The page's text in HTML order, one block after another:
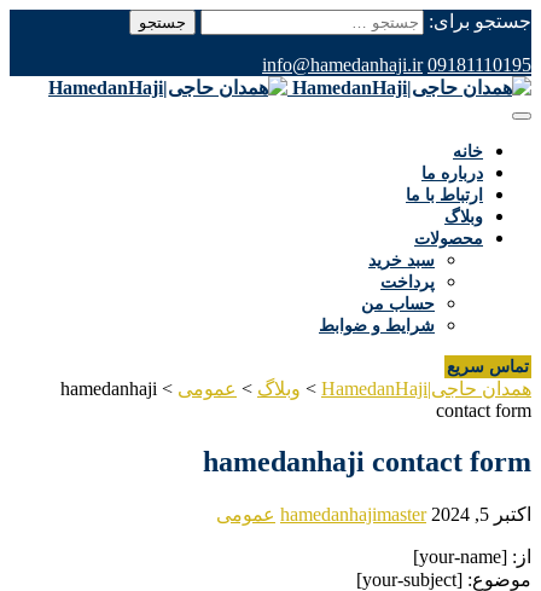
جستجو برای:
09181110195
info@hamedanhaji.ir
خانه
درباره ما
ارتباط با ما
وبلاگ
محصولات
سبد خرید
پرداخت
حساب من
شرایط و ضوابط
تماس سریع
همدان حاجی|HamedanHaji > وبلاگ > عمومی >
hamedanhaji
contact form
hamedanhaji contact form
اکتبر 5, 2024 hamedanhajimaster عمومی
از: [your-name]
موضوع: [your-subject]